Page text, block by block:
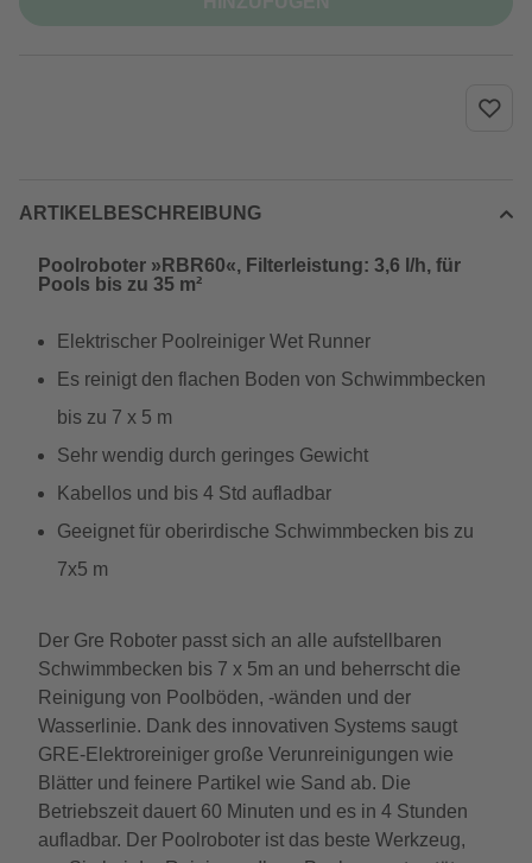
ARTIKELBESCHREIBUNG
Poolroboter »RBR60«, Filterleistung: 3,6 l/h, für
Pools bis zu 35 m²
Elektrischer Poolreiniger Wet Runner
Es reinigt den flachen Boden von Schwimmbecken
bis zu 7 x 5 m
Sehr wendig durch geringes Gewicht
Kabellos und bis 4 Std aufladbar
Geeignet für oberirdische Schwimmbecken bis zu
7x5 m
Der Gre Roboter passt sich an alle aufstellbaren
Schwimmbecken bis 7 x 5m an und beherrscht die
Reinigung von Poolböden, -wänden und der
Wasserlinie. Dank des innovativen Systems saugt
GRE-Elektroreiniger große Verunreinigungen wie
Blätter und feinere Partikel wie Sand ab. Die
Betriebszeit dauert 60 Minuten und es in 4 Stunden
aufladbar. Der Poolroboter ist das beste Werkzeug,